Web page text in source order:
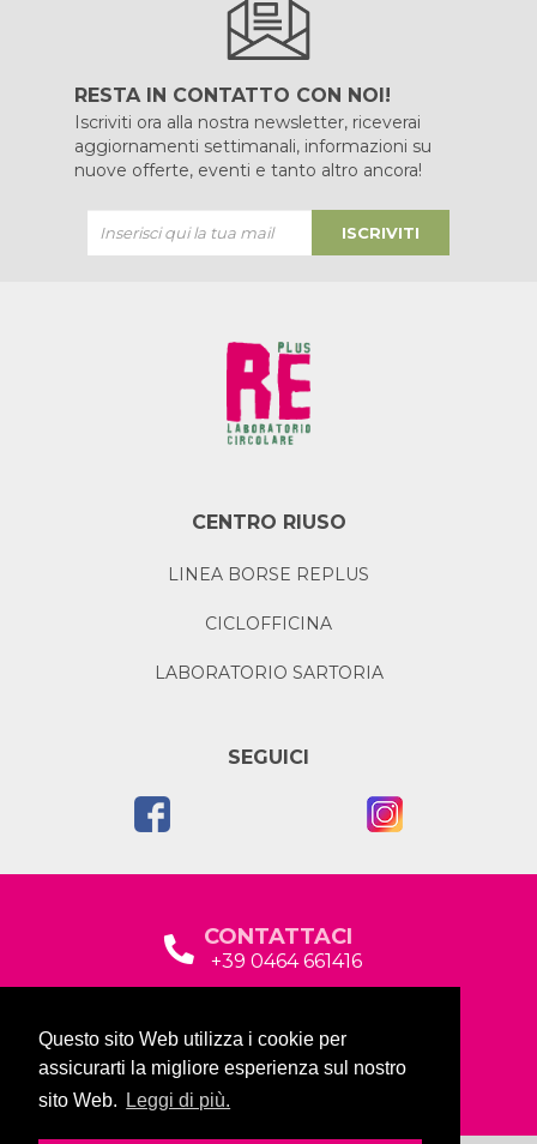
Questo sito Web utilizza i cookie per
assicurarti la migliore esperienza sul nostro
sito Web.
Leggi di più.
RESTA IN CONTATTO CON NOI!
Iscriviti ora alla nostra newsletter, riceverai
aggiornamenti settimanali, informazioni su
nuove offerte, eventi e tanto altro ancora!
ISCRIVITI
CENTRO RIUSO
LINEA BORSE REPLUS
CICLOFFICINA
LABORATORIO SARTORIA
SEGUICI
CONTATTACI
+39 0464 661416
Via Baltera, 19
38066 Riva del Garda (TN)